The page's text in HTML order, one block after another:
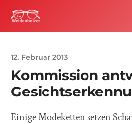
12. Februar 2013
Kommission
Einige Modeketten setzen